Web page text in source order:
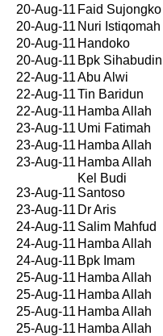
20-Aug-11 Faid Sujongko
20-Aug-11 Nuri Istiqomah
20-Aug-11 Handoko
20-Aug-11 Bpk Sihabudin
22-Aug-11Abu Alwi
22-Aug-11Tin Baridun
22-Aug-11 Hamba Allah
23-Aug-11 Umi Fatimah
23-Aug-11 Hamba Allah
23-Aug-11 Hamba Allah
23-Aug-11
Kel Budi
Santoso
23-Aug-11 Dr Aris
24-Aug-11 Salim Mahfud
24-Aug-11 Hamba Allah
24-Aug-11 Bpk Imam
25-Aug-11 Hamba Allah
25-Aug-11 Hamba Allah
25-Aug-11 Hamba Allah
25-Aug-11 Hamba Allah